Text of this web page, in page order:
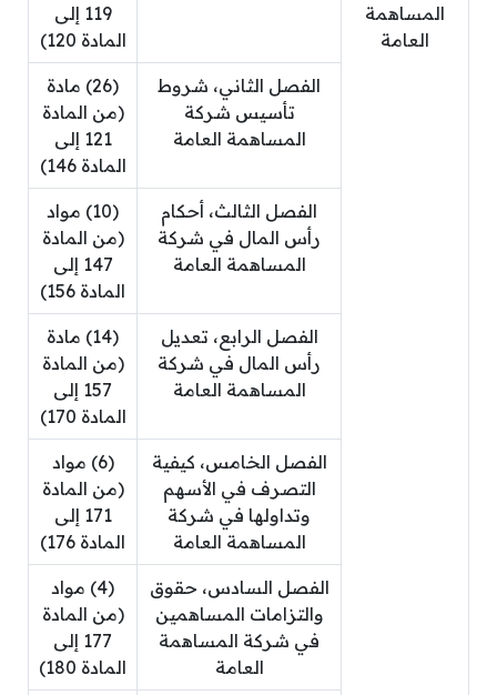
المساهمة
العامة
119 إلى
المادة 120)
الفصل الثاني، شروط
تأسيس شركة
المساهمة العامة
(26) مادة
(من المادة
121 إلى
المادة 146)
الفصل الثالث، أحكام
رأس المال في شركة
المساهمة العامة
(10) مواد
(من المادة
147 إلى
المادة 156)
الفصل الرابع، تعديل
رأس المال في شركة
المساهمة العامة
(14) مادة
(من المادة
157 إلى
المادة 170)
الفصل الخامس، كيفية
التصرف في الأسهم
وتداولها في شركة
المساهمة العامة
(6) مواد
(من المادة
171 إلى
المادة 176)
الفصل السادس، حقوق
والتزامات المساهمين
في شركة المساهمة
العامة
(4) مواد
(من المادة
177 إلى
المادة 180)